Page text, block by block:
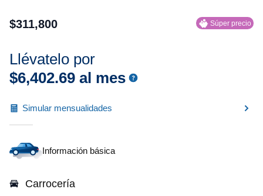
$311,800 Súper precio
Llévatelo por
$6,402.69 al mes
Simular mensualidades
Información básica
Carrocería